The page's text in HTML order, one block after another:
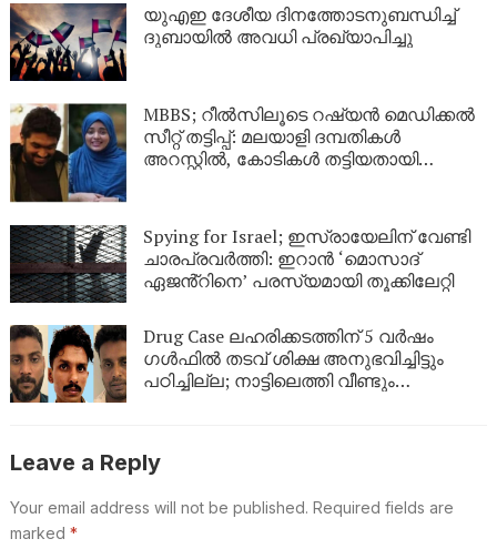
യുഎഇ ദേശീയ ദിനത്തോടനുബന്ധിച്ച്
ദുബായിൽ അവധി പ്രഖ്യാപിച്ചു
MBBS; റീൽസിലൂടെ റഷ്യൻ മെഡിക്കൽ
സീറ്റ് തട്ടിപ്പ്: മലയാളി ദമ്പതികൾ
അറസ്റ്റിൽ, കോടികൾ തട്ടിയതായി
Spying for Israel; ഇസ്രായേലിന് വേണ്ടി
ചാരപ്രവർത്തി: ഇറാൻ ‘മൊസാദ്
ഏജൻ്റിനെ’ പരസ്യമായി തൂക്കിലേറ്റി
Drug Case ലഹരിക്കടത്തിന് 5 വർഷം
ഗൾഫിൽ തടവ് ശിക്ഷ അനുഭവിച്ചിട്ടും
പഠിച്ചില്ല; നാട്ടിലെത്തി വീണ്ടും
Leave a Reply
Your email address will not be published. Required fields are
marked *